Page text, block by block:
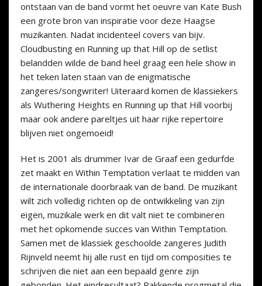
ontstaan van de band vormt het oeuvre van Kate Bush
een grote bron van inspiratie voor deze Haagse
muzikanten. Nadat incidenteel covers van bijv.
Cloudbusting en Running up that Hill op de setlist
belandden wilde de band heel graag een hele show in
het teken laten staan van de enigmatische
zangeres/songwriter! Uiteraard komen de klassiekers
als Wuthering Heights en Running up that Hill voorbij
maar ook andere pareltjes uit haar rijke repertoire
blijven niet ongemoeid!
Het is 2001 als drummer Ivar de Graaf een gedurfde
zet maakt en Within Temptation verlaat te midden van
de internationale doorbraak van de band. De muzikant
wilt zich volledig richten op de ontwikkeling van zijn
eigen, muzikale werk en dit valt niet te combineren
met het opkomende succes van Within Temptation.
Samen met de klassiek geschoolde zangeres Judith
Rijnveld neemt hij alle rust en tijd om composities te
schrijven die niet aan een bepaald genre zijn